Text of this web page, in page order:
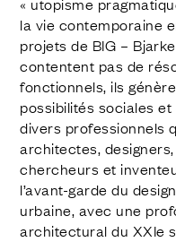
la vie contemporaine
projets de BIG –
contentent pas de
fonctionnels, ils
possibilités sociales
divers professionnels
architectes,
chercheurs et
l’avant-garde du
urbaine, avec une
architectural du XXIe